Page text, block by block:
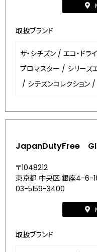
取扱ブランド
ザ・シチズン / エコ・ドラ
プロマスター / シリーズ
/ シチズンコレクション /
JapanDutyFree
〒1048212
東京都 中央区 銀座4-6-
03-5159-3400
取扱ブランド